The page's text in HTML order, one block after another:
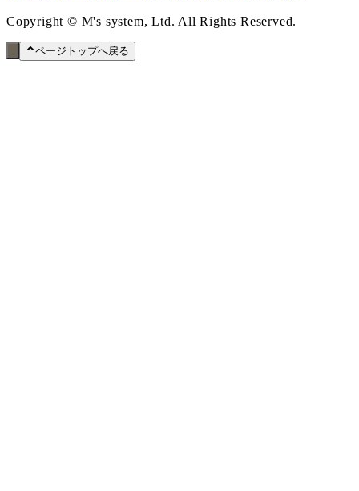
Copyright © M's system, Ltd. All Rights Reserved.
ページトップへ戻る